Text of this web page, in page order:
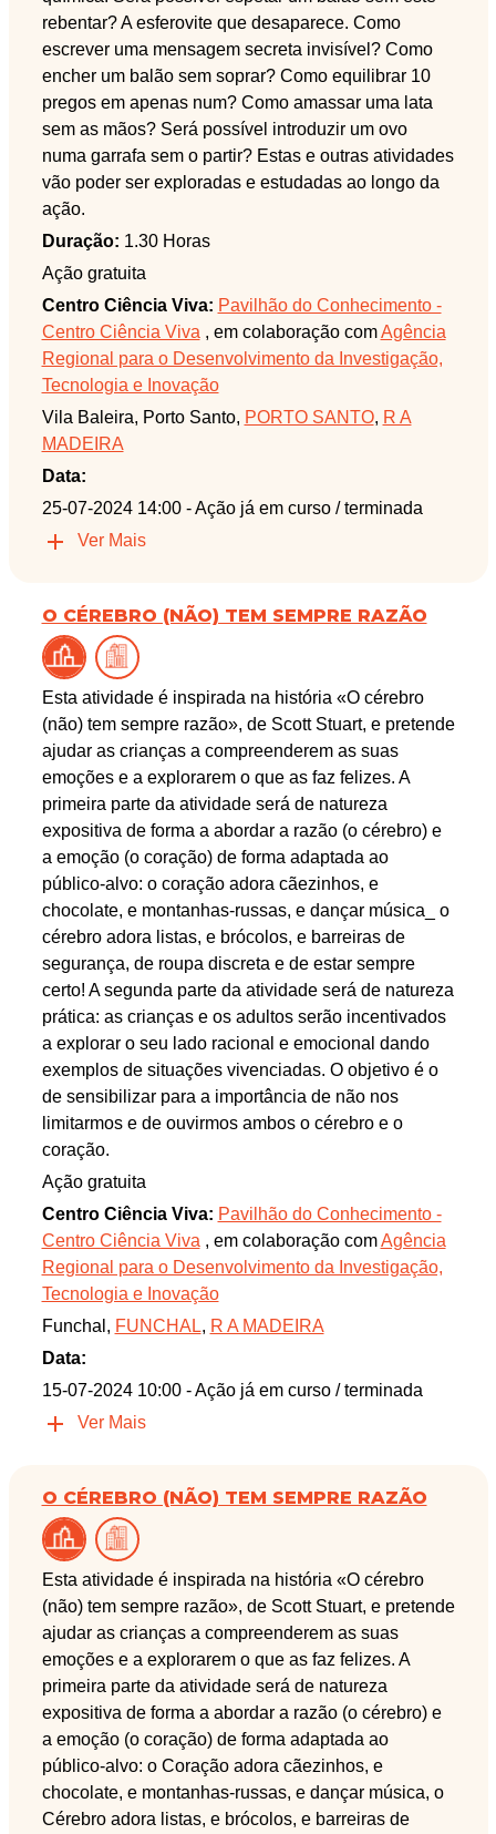
rebentar? A esferovite que desaparece. Como
escrever uma mensagem secreta invisível? Como
encher um balão sem soprar? Como equilibrar 10
pregos em apenas num? Como amassar uma lata
sem as mãos? Será possível introduzir um ovo
numa garrafa sem o partir? Estas e outras atividades
vão poder ser exploradas e estudadas ao longo da
ação.
Duração: 1.30 Horas
Ação gratuita
Centro Ciência Viva: Pavilhão do Conhecimento -
Centro Ciência Viva , em colaboração comAgência
Regional para o Desenvolvimento da Investigação,
Tecnologia e Inovação
Vila Baleira, Porto Santo, PORTO SANTO, R A
MADEIRA
Data:
25-07-2024 14:00 - Ação já em curso / terminada
Ver Mais
O CÉREBRO (NÃO) TEM SEMPRE RAZÃO
Esta atividade é inspirada na história «O cérebro
(não) tem sempre razão», de Scott Stuart, e pretende
ajudar as crianças a compreenderem as suas
emoções e a explorarem o que as faz felizes. A
primeira parte da atividade será de natureza
expositiva de forma a abordar a razão (o cérebro) e
a emoção (o coração) de forma adaptada ao
público-alvo: o coração adora cãezinhos, e
chocolate, e montanhas-russas, e dançar música_ o
cérebro adora listas, e brócolos, e barreiras de
segurança, de roupa discreta e de estar sempre
certo! A segunda parte da atividade será de natureza
prática: as crianças e os adultos serão incentivados
a explorar o seu lado racional e emocional dando
exemplos de situações vivenciadas. O objetivo é o
de sensibilizar para a importância de não nos
limitarmos e de ouvirmos ambos o cérebro e o
coração.
Ação gratuita
Centro Ciência Viva: Pavilhão do Conhecimento -
Centro Ciência Viva , em colaboração comAgência
Regional para o Desenvolvimento da Investigação,
Tecnologia e Inovação
Funchal, FUNCHAL, R A MADEIRA
Data:
15-07-2024 10:00 - Ação já em curso / terminada
Ver Mais
O CÉREBRO (NÃO) TEM SEMPRE RAZÃO
Esta atividade é inspirada na história «O cérebro
(não) tem sempre razão», de Scott Stuart, e pretende
ajudar as crianças a compreenderem as suas
emoções e a explorarem o que as faz felizes. A
primeira parte da atividade será de natureza
expositiva de forma a abordar a razão (o cérebro) e
a emoção (o coração) de forma adaptada ao
público-alvo: o Coração adora cãezinhos, e
chocolate, e montanhas-russas, e dançar música, o
Cérebro adora listas, e brócolos, e barreiras de